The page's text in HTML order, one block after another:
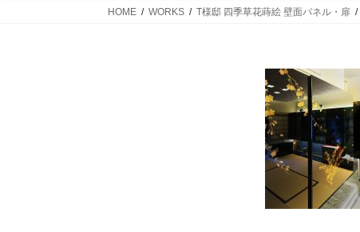
HOME WORKS T様邸 四季草花蒔絵 壁面パネル・扉